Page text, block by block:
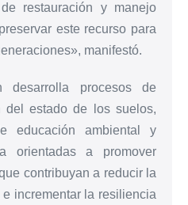
restauración y manejo
este recurso para
manifestó.
desarrolla procesos de
del estado de los suelos,
educación ambiental y
orientadas a promover
contribuyan a reducir la
incrementar la resiliencia